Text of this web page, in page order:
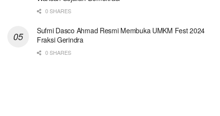
0 SHARES
Sufmi Dasco Ahmad Resmi Membuka UMKM Fest 2024
Fraksi Gerindra
0 SHARES